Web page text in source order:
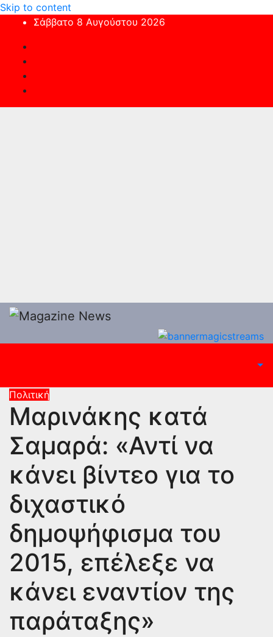
Skip to content
Σάββατο 8 Αυγούστου 2026
Πολιτική
Μαρινάκης κατά
Σαμαρά: «Αντί να
κάνει βίντεο για το
διχαστικό
δημοψήφισμα του
2015, επέλεξε να
κάνει εναντίον της
παράταξης»